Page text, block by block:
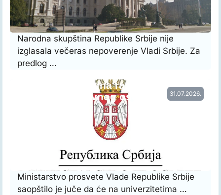
Narodna skupština Republike Srbije nije
izglasala večeras nepoverenje Vladi Srbije. Za
predlog …
31.07.2026.
Vraćena prethodna raspodela radnog
vremena nastavnog osoblja…
Ministarstvo prosvete Vlade Republike Srbije
saopštilo je juče da će na univerzitetima …